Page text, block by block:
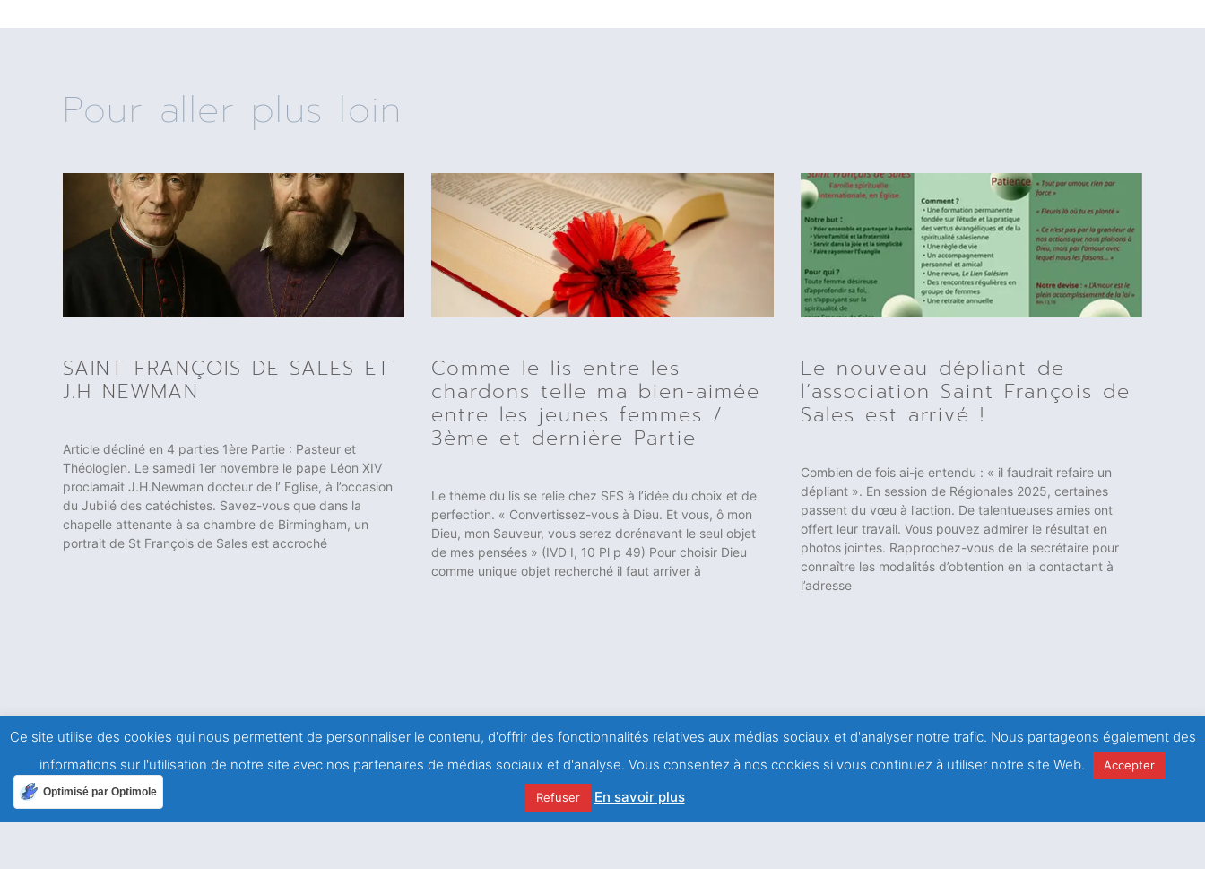
Pour aller plus loin
SAINT FRANÇOIS DE SALES ET
J.H NEWMAN
Article décliné en 4 parties 1ère Partie : Pasteur et
Théologien. Le samedi 1er novembre le pape Léon XIV
proclamait J.H.Newman docteur de l’ Eglise, à l’occasion
du Jubilé des catéchistes. Savez-vous que dans la
chapelle attenante à sa chambre de Birmingham, un
portrait de St François de Sales est accroché
Comme le lis entre les
chardons telle ma bien-aimée
entre les jeunes femmes /
3ème et dernière Partie
Le thème du lis se relie chez SFS à l’idée du choix et de
perfection. « Convertissez-vous à Dieu. Et vous, ô mon
Dieu, mon Sauveur, vous serez dorénavant le seul objet
de mes pensées » (IVD I, 10 Pl p 49) Pour choisir Dieu
comme unique objet recherché il faut arriver à
Le nouveau dépliant de
l’association Saint François de
Sales est arrivé !
Combien de fois ai-je entendu : « il faudrait refaire un
dépliant ». En session de Régionales 2025, certaines
passent du vœu à l’action. De talentueuses amies ont
offert leur travail. Vous pouvez admirer le résultat en
photos jointes. Rapprochez-vous de la secrétaire pour
connaître les modalités d’obtention en la contactant à
l’adresse
Ce site utilise des cookies qui nous permettent de personnaliser le contenu, d'offrir des fonctionnalités relatives aux médias sociaux et d'analyser notre trafic. Nous partageons également des
informations sur l'utilisation de notre site avec nos partenaires de médias sociaux et d'analyse. Vous consentez à nos cookies si vous continuez à utiliser notre site Web.
Accepter
Refuser En savoir plus
Optimisé par Optimole